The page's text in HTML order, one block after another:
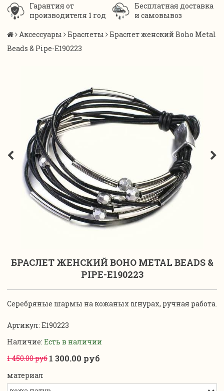
Гарантия от
производителя 1 год
Бесплатная доставка
и самовывоз
Аксессуары
Браслеты
Браслет женский Boho Metal
Beads & Pipe-E190223
БРАСЛЕТ ЖЕНСКИЙ BOHO METAL BEADS &
PIPE-E190223
Серебряные шармы на кожаных шнурах, ручная работа.
Артикул: E190223
Наличие: Есть в наличии
1 450.00 руб 1 300.00 руб
материал